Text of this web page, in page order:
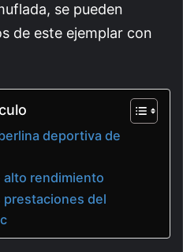
se pueden
de este ejemplar con
deportiva de
alto rendimiento
prestaciones del